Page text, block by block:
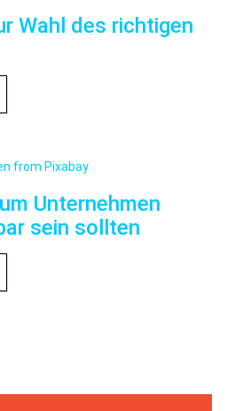
Wahl des richtigen
Unternehmen
sein sollten